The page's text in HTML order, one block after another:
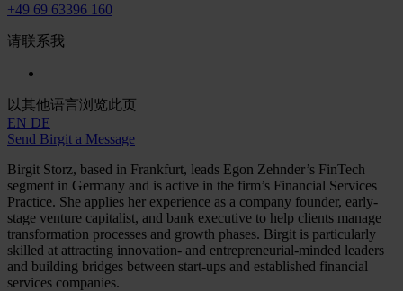
+49 69 63396 160
请联系我
以其他语言浏览此页
EN DE
Send Birgit a Message
Birgit Storz, based in Frankfurt, leads Egon Zehnder’s FinTech
segment in Germany and is active in the firm’s Financial Services
Practice. She applies her experience as a company founder, early-
stage venture capitalist, and bank executive to help clients manage
transformation processes and growth phases. Birgit is particularly
skilled at attracting innovation- and entrepreneurial-minded leaders
and building bridges between start-ups and established financial
services companies.